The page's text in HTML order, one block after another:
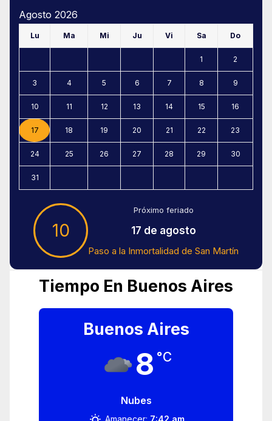
Agosto 2026
Lu Ma Mi Ju Vi Sa Do
1 2
3 4 5 6 7 8 9
10 11 12 13 14 15 16
17 18 19 20 21 22 23
24 25 26 27 28 29 30
31
10
Próximo feriado
17 de agosto
Paso a la Inmortalidad de San Martín
Tiempo En Buenos Aires
Buenos Aires
8 °C
Nubes